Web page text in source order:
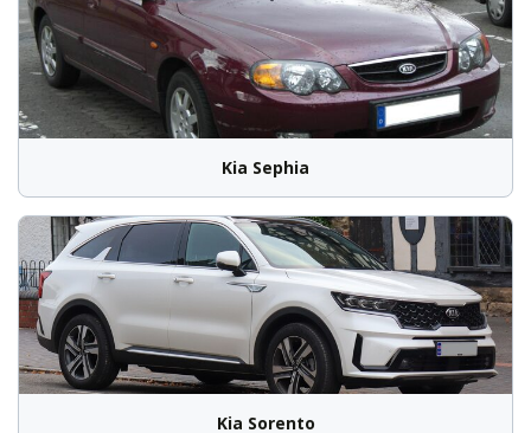
Kia Sephia
Kia Sorento